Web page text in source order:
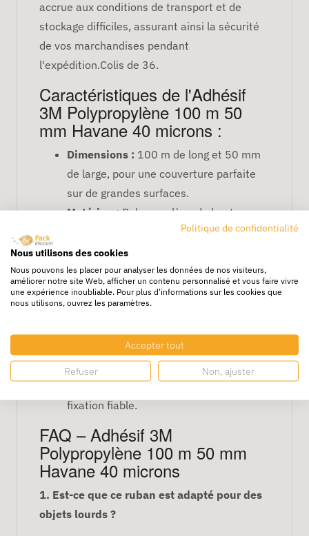
accrue aux conditions de transport et de
stockage difficiles, assurant ainsi la sécurité
de vos marchandises pendant
l'expédition.Colis de 36.
Caractéristiques de l'Adhésif
3M Polypropylène 100 m 50
mm Havane 40 microns :
Dimensions : 100 m de long et 50 mm
de large, pour une couverture parfaite
sur de grandes surfaces.
Matériau :Polypropylène de haute
qualité, résistant aux conditions
climatiques difficiles.
Épaisseur :40 microns, offrant une
résistance et une durabilité
exceptionnelles.
professionnel et élégant.
Applications :Emballage de produits
lourds ou volumineux nécessitant une
fixation fiable.
FAQ – Adhésif 3M
Polypropylène 100 m 50 mm
Havane 40 microns
1. Est-ce que ce ruban est adapté pour des
objets lourds ?
Politique de confidentialité
Nous utilisons des cookies
Nous pouvons les placer pour analyser les données de nos visiteurs,
améliorer notre site Web, afficher un contenu personnalisé et vous faire vivre
une expérience inoubliable. Pour plus d'informations sur les cookies que
nous utilisons, ouvrez les paramètres.
Accepter tout
Refuser Non, ajuster